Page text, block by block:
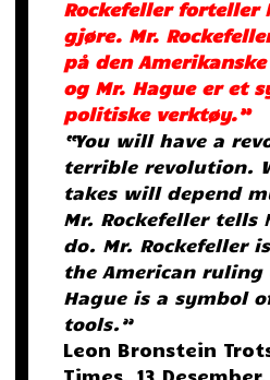
Rockefeller forteller
gjøre. Mr.
på den
og Mr. Hague er et
politiske verktøy.”
“You will have a
terrible revolution.
takes will depend
Mr. Rockefeller tells
do. Mr. Rockefeller
the American ruling
Hague is a symbol
tools.”
Leon Bronstein